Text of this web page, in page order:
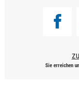
Sie erreichen